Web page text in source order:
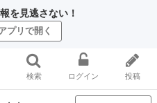
を見逃さない！
プリで開く
検索 ログイン 投稿